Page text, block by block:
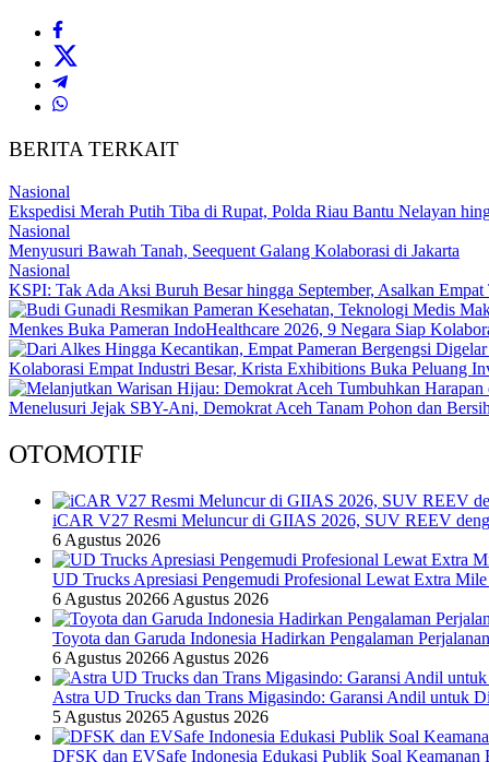
BERITA TERKAIT
Nasional
Ekspedisi Merah Putih Tiba di Rupat, Polda Riau Bantu Nelayan
Nasional
Menyusuri Bawah Tanah, Seequent Galang Kolaborasi di Jakarta
Nasional
KSPI: Tak Ada Aksi Buruh Besar hingga September, Asalkan
Menkes Buka Pameran IndoHealthcare 2026, 9 Negara Siap
Kolaborasi Empat Industri Besar, Krista Exhibitions Buka Peluang
Menelusuri Jejak SBY-Ani, Demokrat Aceh Tanam Pohon dan
OTOMOTIF
iCAR V27 Resmi Meluncur di GIIAS 2026, SUV REEV
6 Agustus 2026
UD Trucks Apresiasi Pengemudi Profesional Lewat Extra
6 Agustus 20266 Agustus 2026
Toyota dan Garuda Indonesia Hadirkan Pengalaman
6 Agustus 20266 Agustus 2026
Astra UD Trucks dan Trans Migasindo: Garansi Andil untuk
5 Agustus 20265 Agustus 2026
DFSK dan EVSafe Indonesia Edukasi Publik Soal